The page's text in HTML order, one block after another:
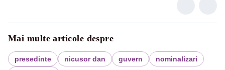
Mai multe articole despre
presedinte nicusor dan guvern
nominalizari